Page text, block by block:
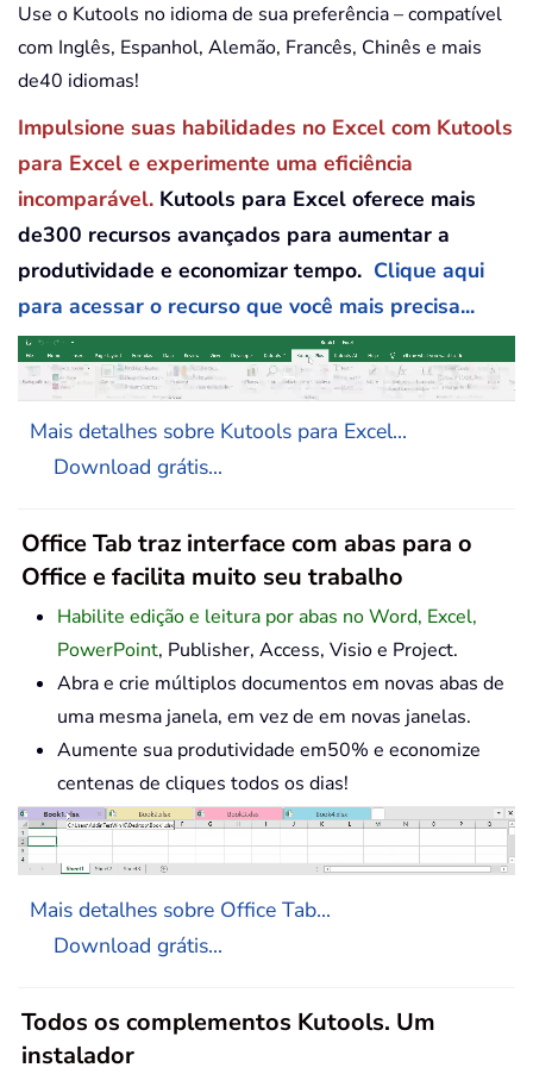
Use o Kutools no idioma de sua preferência – compatível
com Inglês, Espanhol, Alemão, Francês, Chinês e mais
de40 idiomas!
Impulsione suas habilidades no Excel com Kutools
para Excel e experimente uma eficiência
incomparável. Kutools para Excel oferece mais
de300 recursos avançados para aumentar a
produtividade e economizar tempo. Clique aqui
para acessar o recurso que você mais precisa...
Mais detalhes sobre Kutools para Excel...
Download grátis...
Office Tab traz interface com abas para o
Office e facilita muito seu trabalho
Habilite edição e leitura por abas no Word, Excel,
PowerPoint, Publisher, Access, Visio e Project.
Abra e crie múltiplos documentos em novas abas de
uma mesma janela, em vez de em novas janelas.
Aumente sua produtividade em50% e economize
centenas de cliques todos os dias!
Mais detalhes sobre Office Tab...
Download grátis...
Todos os complementos Kutools. Um
instalador